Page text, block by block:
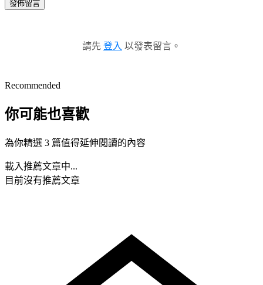
發佈留言
請先 登入 以發表留言。
Recommended
你可能也喜歡
為你精選 3 篇值得延伸閱讀的內容
載入推薦文章中...
目前沒有推薦文章